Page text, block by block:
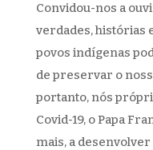
Convidou-nos a
verdades, histórias
povos indígenas
de preservar o
portanto, nós
Covid-19, o Papa
mais, a